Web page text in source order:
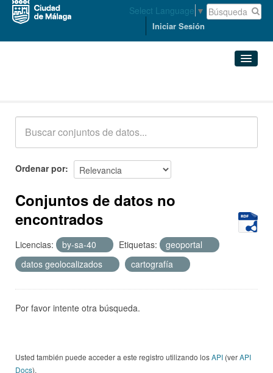
Select Language ▼
Iniciar Sesión
Acerca de
Ordenar por
Conjuntos de datos no
encontrados
Licencias: by-sa-40 Etiquetas:
geoportal
datos geolocalizados
cartografía
Por favor intente otra búsqueda.
Usted también puede acceder a este registro utilizando losAPI (verAPI
Docs).